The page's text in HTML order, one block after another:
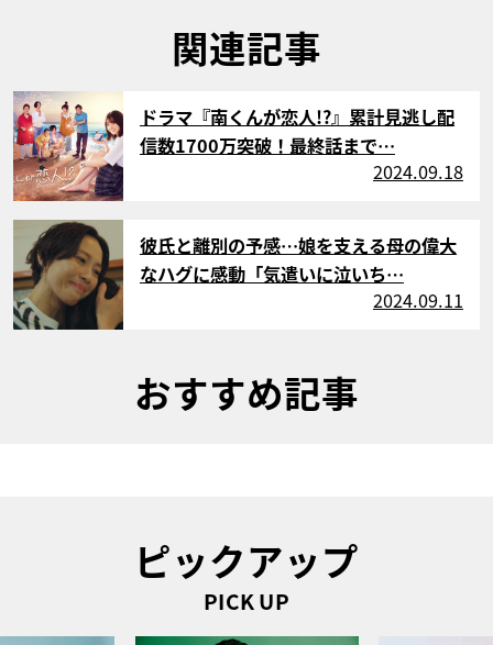
関連記事
ドラマ『南くんが恋人!?』累計見逃し配
信数1700万突破！最終話まで…
2024.09.18
サムネイル
彼氏と離別の予感…娘を支える母の偉大
なハグに感動「気遣いに泣いち…
2024.09.11
おすすめ記事
ピックアップ
PICK UP